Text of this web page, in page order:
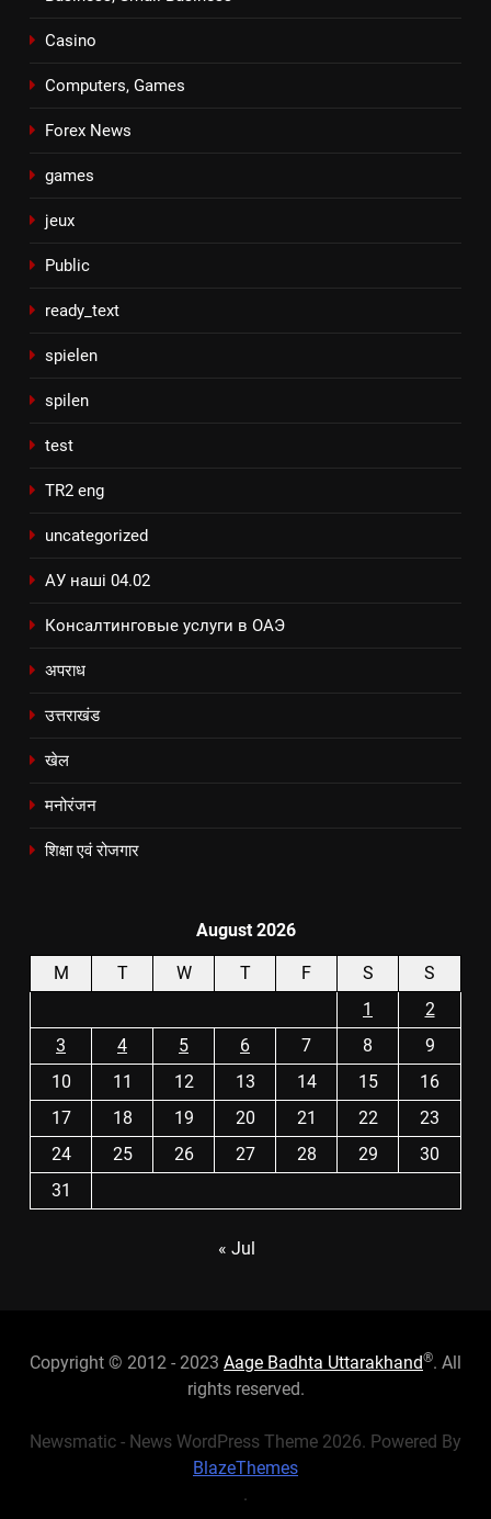
Casino
Computers, Games
Forex News
games
jeux
Public
ready_text
spielen
spilen
test
TR2 eng
uncategorized
АУ наші 04.02
Консалтинговые услуги в ОАЭ
अपराध
उत्तराखंड
खेल
मनोरंजन
शिक्षा एवं रोजगार
August 2026
M T W T F S
S
1
2
3
4 5 6 7 8
9
10
11 12 13 14 15
16
17
18 19 20 21 22
23
24
25 26 27 28 29
30
31
« Jul
Copyright © 2012 - 2023 Aage Badhta Uttarakhand®. All
rights reserved.
Newsmatic - News WordPress Theme 2026. Powered By
BlazeThemes
.